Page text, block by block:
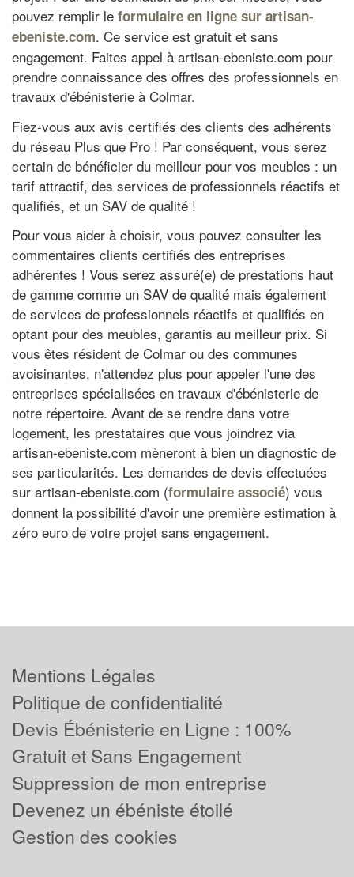
pouvez remplir le formulaire en ligne sur artisan-
ebeniste.com. Ce service est gratuit et sans
engagement. Faites appel à artisan-ebeniste.com pour
prendre connaissance des offres des professionnels en
travaux d'ébénisterie à Colmar.
Fiez-vous aux avis certifiés des clients des adhérents
du réseau Plus que Pro ! Par conséquent, vous serez
certain de bénéficier du meilleur pour vos meubles : un
tarif attractif, des services de professionnels réactifs et
qualifiés, et un SAV de qualité !
Pour vous aider à choisir, vous pouvez consulter les
commentaires clients certifiés des entreprises
adhérentes ! Vous serez assuré(e) de prestations haut
de gamme comme un SAV de qualité mais également
de services de professionnels réactifs et qualifiés en
optant pour des meubles, garantis au meilleur prix. Si
vous êtes résident de Colmar ou des communes
avoisinantes, n'attendez plus pour appeler l'une des
entreprises spécialisées en travaux d'ébénisterie de
notre répertoire. Avant de se rendre dans votre
logement, les prestataires que vous joindrez via
artisan-ebeniste.com mèneront à bien un diagnostic de
ses particularités. Les demandes de devis effectuées
sur artisan-ebeniste.com (formulaire associé) vous
donnent la possibilité d'avoir une première estimation à
zéro euro de votre projet sans engagement.
Mentions Légales
Politique de confidentialité
Devis Ébénisterie en Ligne : 100%
Gratuit et Sans Engagement
Suppression de mon entreprise
Devenez un ébéniste étoilé
Gestion des cookies